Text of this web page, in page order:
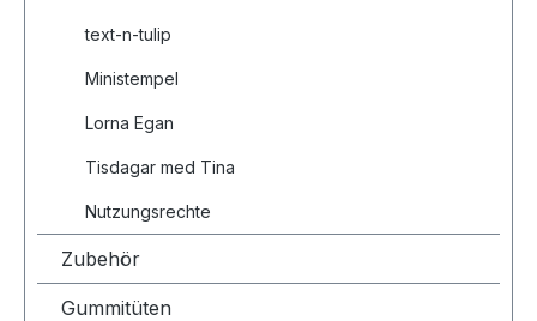
text-n-tulip
Ministempel
Lorna Egan
Tisdagar med Tina
Nutzungsrechte
Zubehör
Gummitüten